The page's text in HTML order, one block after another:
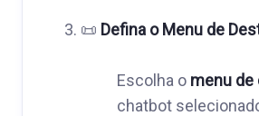
📜 Defina o Menu de
Escolha o menu de
chatbot